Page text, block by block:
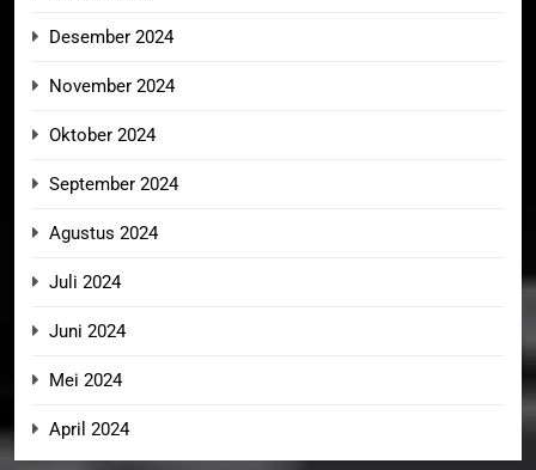
Desember 2024
November 2024
Oktober 2024
September 2024
Agustus 2024
Juli 2024
Juni 2024
Mei 2024
April 2024